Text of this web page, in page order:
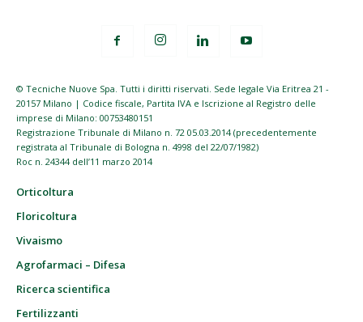
© Tecniche Nuove Spa. Tutti i diritti riservati. Sede legale Via Eritrea 21 -
20157 Milano | Codice fiscale, Partita IVA e Iscrizione al Registro delle
imprese di Milano: 00753480151
Registrazione Tribunale di Milano n. 72 05.03.2014 (precedentemente
registrata al Tribunale di Bologna n. 4998 del 22/07/1982)
Roc n. 24344 dell’11 marzo 2014
Orticoltura
Floricoltura
Vivaismo
Agrofarmaci – Difesa
Ricerca scientifica
Fertilizzanti